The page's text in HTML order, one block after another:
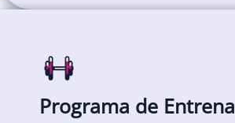
Programa de